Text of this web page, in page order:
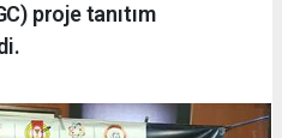
proje tanıtım